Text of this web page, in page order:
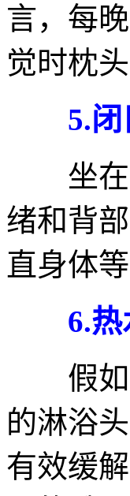
言，每
觉时枕
5.
坐在光
绪和背
直身体等
6.热
假如您
的淋浴
有效缓